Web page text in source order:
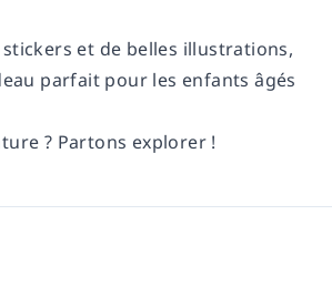
stickers et de belles illustrations,
parfait pour les enfants âgés
? Partons explorer !